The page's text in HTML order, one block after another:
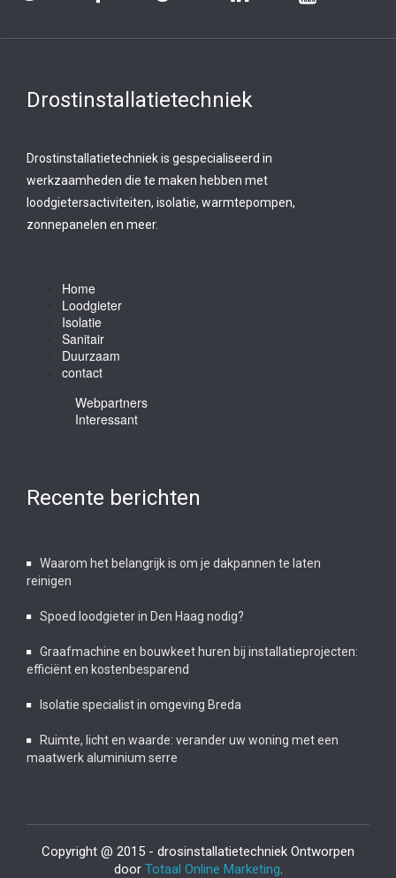
Drostinstallatietechniek
Drostinstallatietechniek is gespecialiseerd in
werkzaamheden die te maken hebben met
loodgietersactiviteiten, isolatie, warmtepompen,
zonnepanelen en meer.
Home
Loodgieter
Isolatie
Sanitair
Duurzaam
contact
Webpartners
Interessant
Recente berichten
Waarom het belangrijk is om je dakpannen te laten
reinigen
Spoed loodgieter in Den Haag nodig?
Graafmachine en bouwkeet huren bij installatieprojecten:
efficiënt en kostenbesparend
Isolatie specialist in omgeving Breda
Ruimte, licht en waarde: verander uw woning met een
maatwerk aluminium serre
Copyright @ 2015 - drosinstallatietechniek Ontworpen
door Totaal Online Marketing.